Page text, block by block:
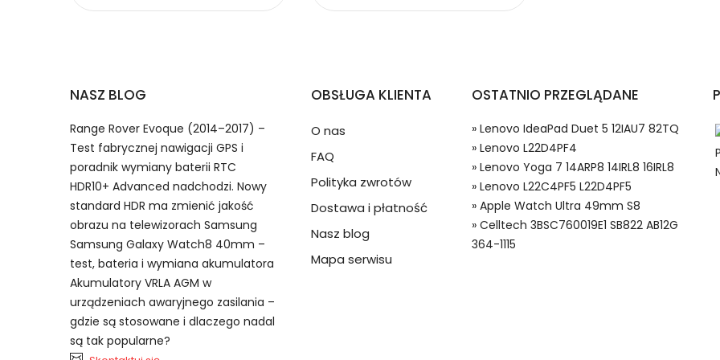
Baterie do Smartfonów i Telefonów Celltech TLp040D2
Dzięki ochronie kupujących w systemie PayPal możesz odzyskać całkowitą wartość
przedmiot do Ciebie nie dotrze lub będzie się znacznie różnić od opisu.
Numer produktu ładowarki
Model urządzenia
Numer produktu baterii
Celltech TLp040D2 bateria, TLp040D2 Baterie do Smartfonów i Telefonów, Alternatywna bateria
SB822 AB12G 364-1115 akumulator.
NASZ BLOG
Range Rover Evoque (2014–2017) –
Test fabrycznej nawigacji GPS i
poradnik wymiany baterii RTC
HDR10+ Advanced nadchodzi. Nowy
standard HDR ma zmienić jakość
obrazu na telewizorach Samsung
Samsung Galaxy Watch8 40mm –
test, bateria i wymiana akumulatora
Akumulatory VRLA AGM w
urządzeniach awaryjnego zasilania –
gdzie są stosowane i dlaczego nadal
są tak popularne?
OBSŁUGA KLIENTA
O nas
FAQ
Polityka zwrotów
Dostawa i płatność
Nasz blog
Mapa serwisu
OSTATNIO PRZEGLĄDANE
» Lenovo IdeaPad Duet 5 12IAU7 82TQ
» Lenovo L22D4PF4
» Lenovo Yoga 7 14ARP8 14IRL8 16IRL8
» Lenovo L22C4PF5 L22D4PF5
» Apple Watch Ultra 49mm S8
» Celltech 3BSC760019E1 SB822 AB12G
364-1115